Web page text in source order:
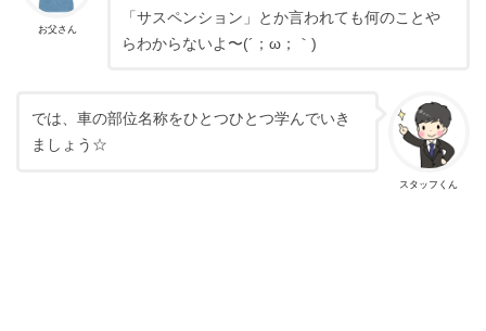
お父さん
「サスペンション」とか言われても何のことや
らわからないよ〜(´；ω；｀)
スタッフくん
では、車の部位名称をひとつひとつ学んでいき
ましょう☆